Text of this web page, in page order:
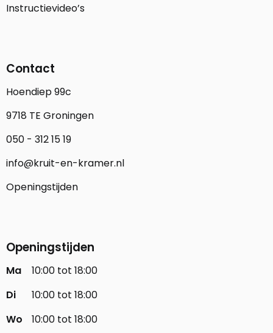
Instructievideo’s
Contact
Hoendiep 99c
9718 TE Groningen
050 - 312 15 19
info@kruit-en-kramer.nl
Openingstijden
Openingstijden
Ma
10:00 tot 18:00
Di
10:00 tot 18:00
Wo
10:00 tot 18:00